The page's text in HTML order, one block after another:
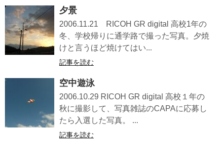
夕景
2006.11.21 RICOH GR digital 高校1年の
冬、学校帰りに通学路で撮った写真。夕焼
けと言うほど焼けてはい...
記事を読む
空中遊泳
2006.10.29 RICOH GR digital 高校１年の
秋に撮影して、写真雑誌のCAPAに応募し
たら入選した写真。 ...
記事を読む